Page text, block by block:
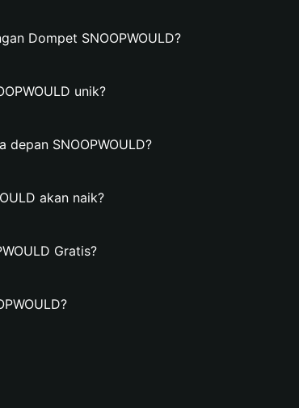
Dompet SNOOPWOULD?
unik?
depan SNOOPWOULD?
akan naik?
Gratis?